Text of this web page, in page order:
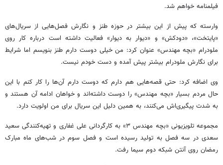
فیلمنامه خواهم شد.
وارسته که پیش از این بیشتر در حوزه طنز و نگارش فصل‌هایی از سریال‌های
«پایتخت»، «دودکش» و «دیوار به دیوار»فعالیت داشته است درباره کار روی
ملودرام «بچه مهندس» عنوان کرد: من خیلی دوست دارم طنز بنویسم اما شرایط
برای نگارش ملودرام بیشتر پیش آمده و دست خودم نیست.
وی اضافه کرد: حتیقصه‌هایی هم دارم که دوست دارم آن‌ها راکار کنم با این
حال مردم بسیار «بچه مهندس» را دوست داشته‌اند و خواهان ادامه آن هستند و
به شدت پیگیری‌اش می‌کنند، به همین دلیل این سریال برای من اولویت دارد.
مجموعه تلویزیونی «بچه مهندس ۳» به کارگردانی علی غفاری و تهیه‌کنندگی سعید
سعدی در سه فصل به تولید رسیده است و فصل سوم در شب‌های ماه مبارک
رمضان روی آنتن شبکه دوم سیما رفت.